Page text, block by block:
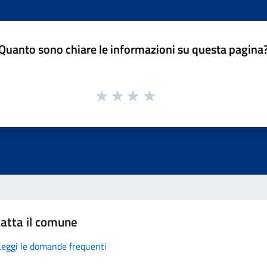
sono chiare le informazioni su questa
il comune
le domande frequenti